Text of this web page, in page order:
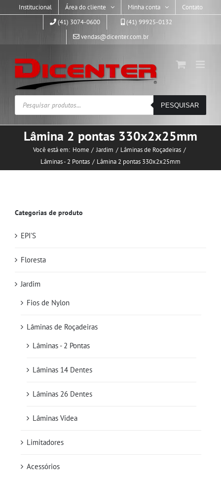
Institucional Área do cliente Minha conta
Contato
(41) 3074-0600
(41) 99925-0132
vendas@dicenter.com.br
Pesquisar
produtos
PESQUISAR
Lâmina 2 pontas 330x2x25mm
Você está em: Home Jardim
Lâminas de Roçadeiras
Lâminas - 2 Pontas
Lâmina 2 pontas 330x2x25mm
Categorias de produto
EPI'S
Floresta
Jardim
Fios de Nylon
Lâminas de Roçadeiras
Lâminas - 2 Pontas
Lâminas 14 Dentes
Lâminas 26 Dentes
Lâminas Vídea
Limitadores
Acessórios